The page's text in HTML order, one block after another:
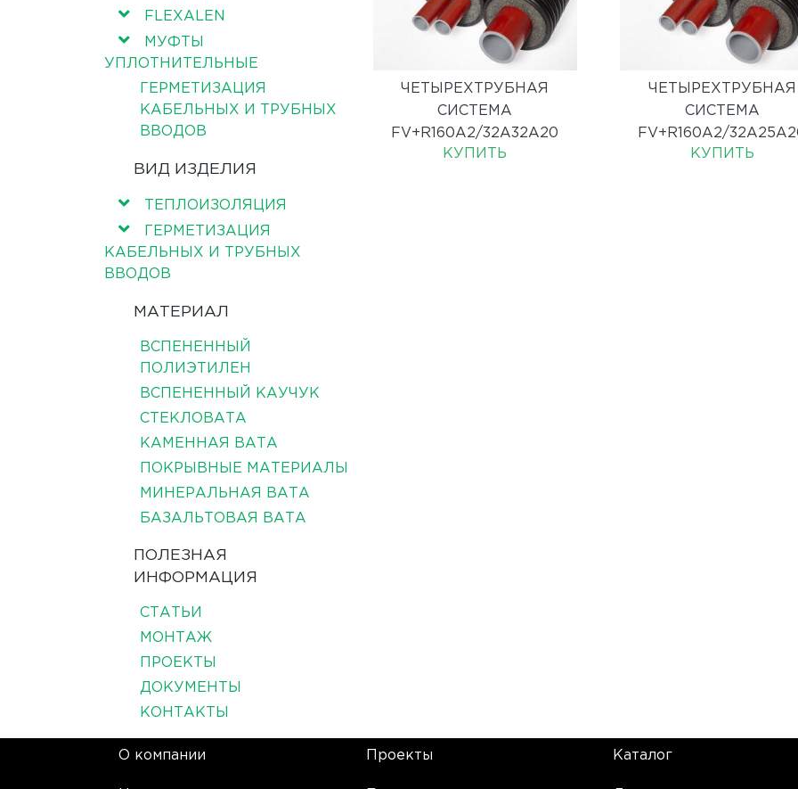
FLEXALEN
МУФТЫ
УПЛОТНИТЕЛЬНЫЕ
ГЕРМЕТИЗАЦИЯ
КАБЕЛЬНЫХ И ТРУБНЫХ
ВВОДОВ
ВИД ИЗДЕЛИЯ
ТЕПЛОИЗОЛЯЦИЯ
ГЕРМЕТИЗАЦИЯ
КАБЕЛЬНЫХ И ТРУБНЫХ
ВВОДОВ
МАТЕРИАЛ
ВСПЕНЕННЫЙ
ПОЛИЭТИЛЕН
ВСПЕНЕННЫЙ КАУЧУК
СТЕКЛОВАТА
КАМЕННАЯ ВАТА
ПОКРЫВНЫЕ МАТЕРИАЛЫ
МИНЕРАЛЬНАЯ ВАТА
БАЗАЛЬТОВАЯ ВАТА
ПОЛЕЗНАЯ
ИНФОРМАЦИЯ
СТАТЬИ
МОНТАЖ
ПРОЕКТЫ
ДОКУМЕНТЫ
КОНТАКТЫ
ЧЕТЫРЕХТРУБНАЯ
СИСТЕМА
FV+R160A2/32A32A20
КУПИТЬ
ЧЕТЫРЕХТРУБНАЯ
СИСТЕМА
FV+R160A2/
КУПИТЬ
О компании Проекты Каталог